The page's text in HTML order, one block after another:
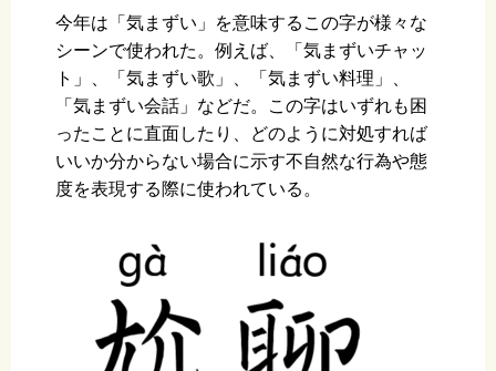
今年は「気まずい」を意味するこの字が様々な
シーンで使われた。例えば、「気まずいチャッ
ト」、「気まずい歌」、「気まずい料理」、
「気まずい会話」などだ。この字はいずれも困
ったことに直面したり、どのように対処すれば
いいか分からない場合に示す不自然な行為や態
度を表現する際に使われている。